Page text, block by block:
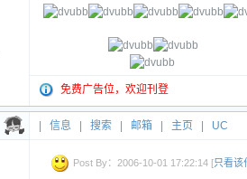
免费广告位，欢迎刊登
信息 搜索 邮箱 主页 UC
Post By：2006-10-01 17:22:14 [只看该